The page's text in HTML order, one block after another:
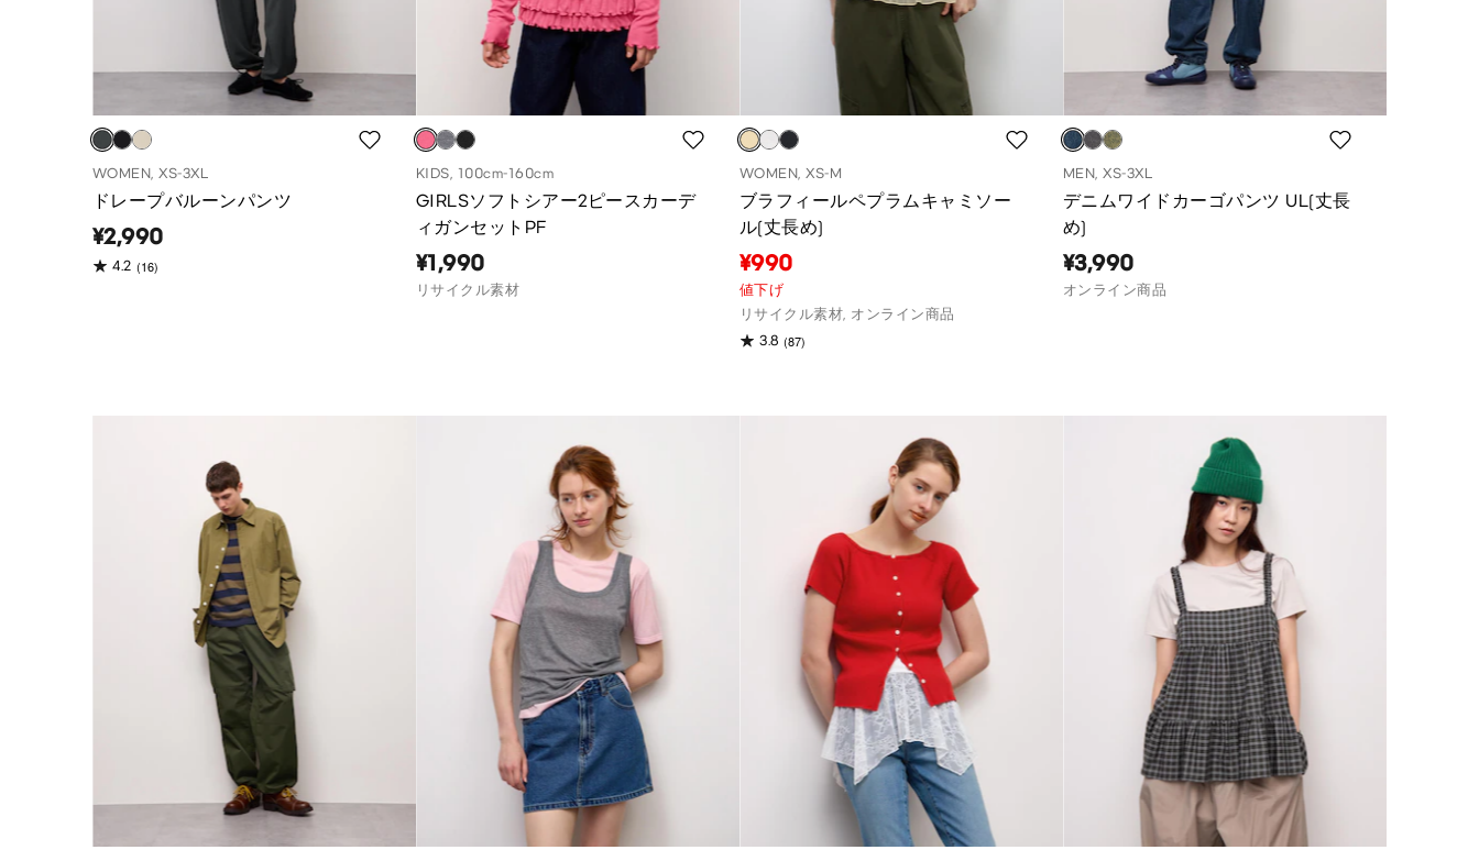
WOMEN, XS-3XL
ドレープバルーンパンツ
¥2,990
4.2 (16)
KIDS, 100cm-160cm
GIRLSソフトシアー2ピースカーデ
ィガンセットPF
¥1,990
リサイクル素材
WOMEN, XS-M
ブラフィールペプラムキャミソー
ル(丈長め)
¥990
値下げ
リサイクル素材, オンライン商品
3.8 (87)
MEN, XS-3XL
デニムワイドカーゴパンツ UL(丈長
め)
¥3,990
オンライン商品